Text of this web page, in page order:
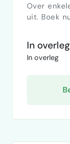
Over
uit. Boek
Facebook
Linkedin
besteden
In overleg
In overleg